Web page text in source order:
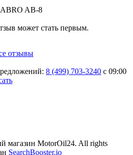
AB-8
может стать первым.
отзывы
8 (499) 703-3240 с 09:00
магазин MotorOil24. All rights
SearchBooster.io